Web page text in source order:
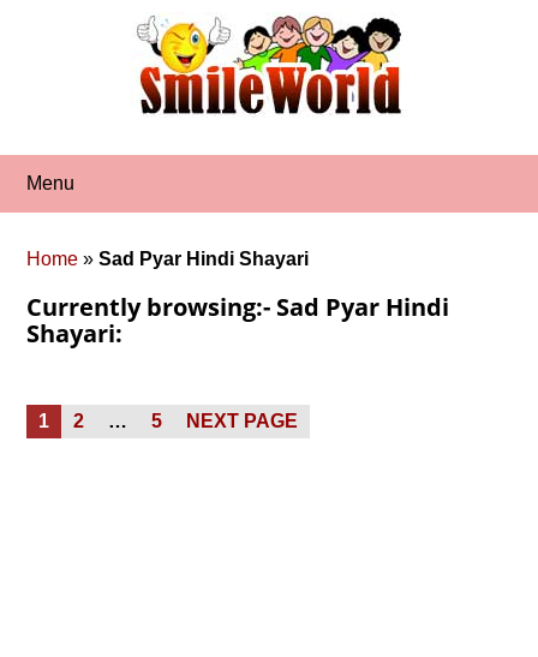
Menu
Home »Sad Pyar Hindi Shayari
Currently browsing:- Sad Pyar Hindi
Shayari:
Posts
pagination
PAGE
1 PAGE
2 … PAGE
5 NEXT PAGE